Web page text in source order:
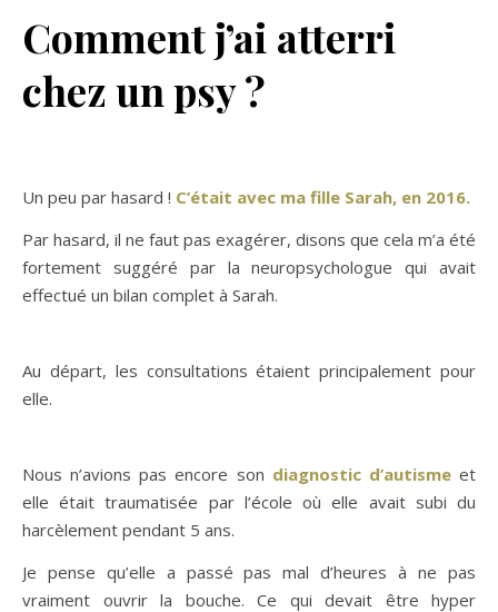
Comment j’ai atterri
chez un psy ?
Un peu par hasard ! C’était avec ma fille Sarah, en 2016.
Par hasard, il ne faut pas exagérer, disons que cela m’a été
fortement suggéré par la neuropsychologue qui avait
effectué un bilan complet à Sarah.
Au départ, les consultations étaient principalement pour
elle.
Nous n’avions pas encore son diagnostic d’autismeet
elle était traumatisée par l’école où elle avait subi du
harcèlement pendant 5 ans.
Je pense qu’elle a passé pas mal d’heures à ne pas
vraiment ouvrir la bouche. Ce qui devait être hyper